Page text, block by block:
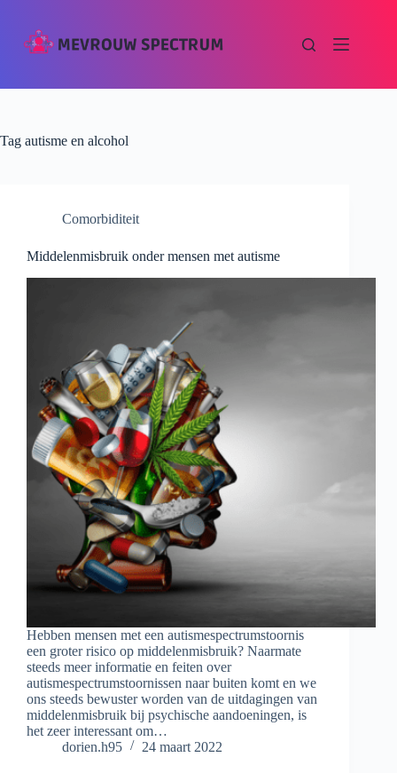
Tag autisme en alcohol
Comorbiditeit
Middelenmisbruik onder mensen met autisme
Hebben mensen met een autismespectrumstoornis
een groter risico op middelenmisbruik? Naarmate
steeds meer informatie en feiten over
autismespectrumstoornissen naar buiten komt en we
ons steeds bewuster worden van de uitdagingen van
middelenmisbruik bij psychische aandoeningen, is
het zeer interessant om…
dorien.h95
24 maart 2022